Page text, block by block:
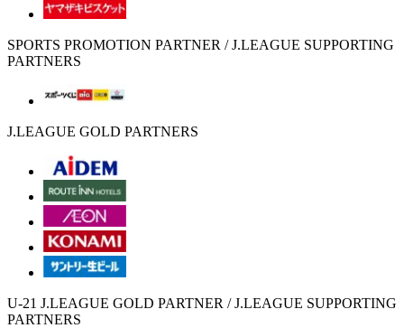
SPORTS PROMOTION PARTNER / J.LEAGUE SUPPORTING
PARTNERS
J.LEAGUE GOLD PARTNERS
U-21 J.LEAGUE GOLD PARTNER / J.LEAGUE SUPPORTING
PARTNERS